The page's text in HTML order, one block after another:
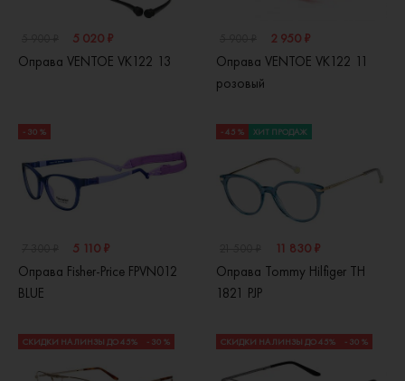
5 020 ₽
Оправа VENTOE VK122 13
2 950 ₽
Оправа VENTOE VK122 11
розовый
- 30 %
5 110 ₽
Оправа Fisher-Price FPVN012
BLUE
- 45 % ХИТ ПРОДАЖ
11 830 ₽
Оправа Tommy Hilfiger TH
1821 PJP
СКИДКИ НА ЛИНЗЫ ДО 45% - 30 % СКИДКИ НА ЛИНЗЫ ДО 45% - 30 %